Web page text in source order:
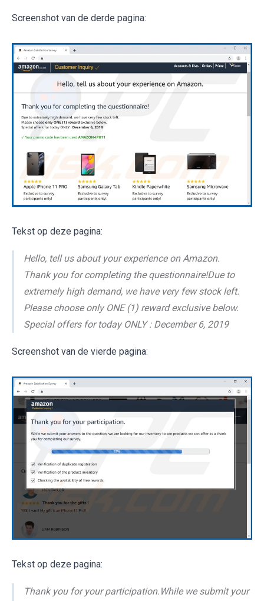
Screenshot van de derde pagina:
Tekst op deze pagina:
Hello, tell us about your experience on Amazon.
Thank you for completing the questionnaire!Due to
extremely high demand, we have very few stock left.
Please choose only ONE (1) reward exclusive below.
Special offers for today ONLY : December 6, 2019
Screenshot van de vierde pagina:
Tekst op deze pagina:
Thank you for your participation.While we submit your